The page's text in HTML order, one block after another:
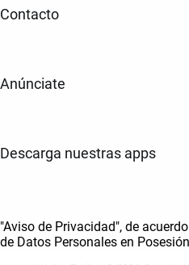
Contacto
Anúnciate
Descarga nuestras apps
"Aviso de Privacidad", de
de Datos Personales en